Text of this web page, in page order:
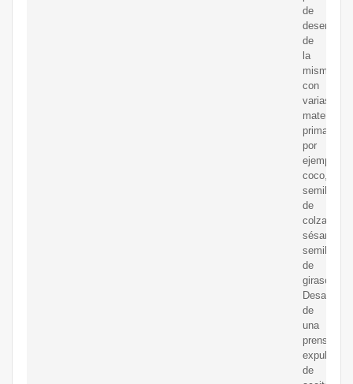
de
de
la
misma
con
varias
materias
primas,
por
ejemplo,
coco,
semilla
de
colza,
sésamo,
semilla
de
girasol.
Desarrollo
de
una
prensa
expulsora
de